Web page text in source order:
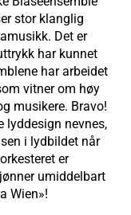
stor klanglig
Det er
har kunnet
har arbeidet
vitner om høy
musikere. Bravo!
lyddesign nevnes,
i lydbildet når
er
umiddelbart
Wien»!